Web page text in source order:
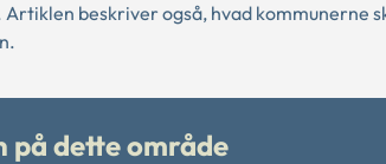
beskriver også, hvad
på dette område